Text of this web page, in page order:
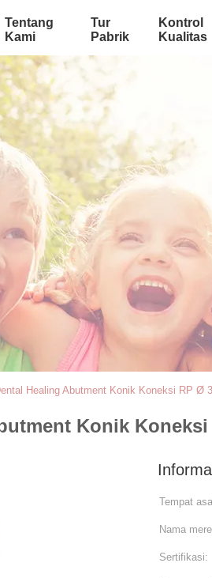
Tentang
Kami
Tur
Pabrik
Kontrol
Kualitas
Healing Abutment Konik Koneksi RP Ø
Konik Koneksi
Tempat
Nama
Sertifikasi: